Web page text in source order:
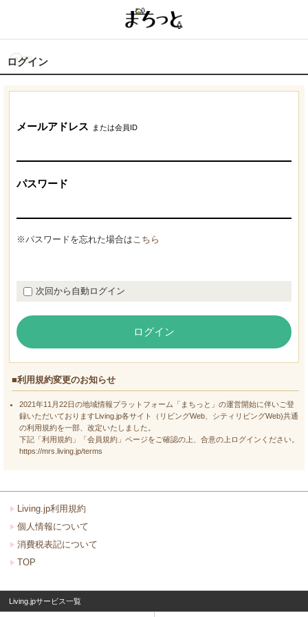
ログイン
メールアドレス または会員ID
パスワード
※パスワードを忘れた場合はこちら
次回から自動ログイン
ログイン
■利用規約変更のお知らせ
2021年11月22日の地域情報プラットフォーム「まちっと」の運営開始に伴いご登
録いただいておりますLiving.jp各サイト（リビングWeb、シティリビングWeb)共通
の利用規約を一部、改定いたしました。
下記「利用規約」「会員規約」ページをご確認の上、合意の上ログインください。
https://mrs.living.jp/terms
Living.jp利用規約
個人情報について
消費税表記について
TOP
Living.jpサービス一覧